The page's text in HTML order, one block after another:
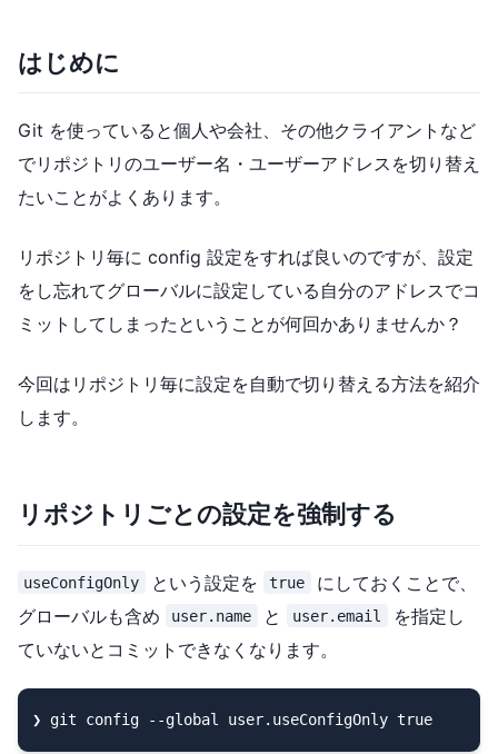
はじめに
Git を使っていると個人や会社、その他クライアントなど
でリポジトリのユーザー名・ユーザーアドレスを切り替え
たいことがよくあります。
リポジトリ毎に config 設定をすれば良いのですが、設定
をし忘れてグローバルに設定している自分のアドレスでコ
ミットしてしまったということが何回かありませんか？
今回はリポジトリ毎に設定を自動で切り替える方法を紹介
します。
リポジトリごとの設定を強制する
useConfigOnly という設定を true
にしておくことで、
グローバルも含め
user.name と user.email
を指定し
ていないとコミットできなくなります。
❯ git config --global user.useConfigOnly true